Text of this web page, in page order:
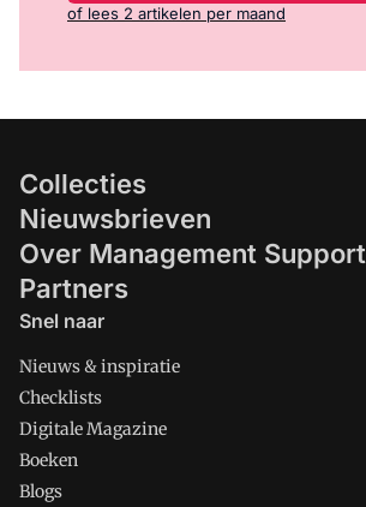
of lees 2 artikelen per maand
Collecties
Nieuwsbrieven
Over Management Support
Partners
Snel naar
Nieuws & inspiratie
Checklists
Digitale Magazine
Boeken
Blogs